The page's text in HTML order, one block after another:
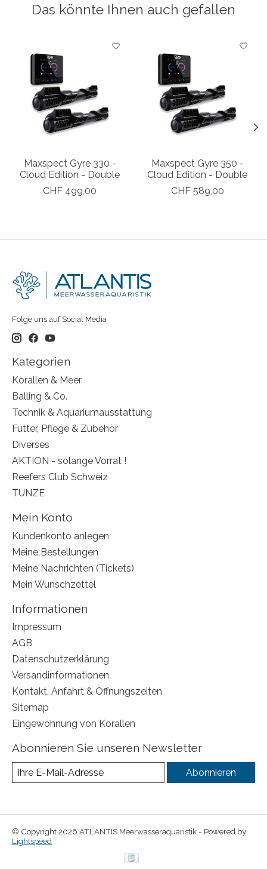
Das könnte Ihnen auch gefallen
Produkt-Karussell-Artikel
Maxspect Gyre 330 -
Cloud Edition - Double
CHF 499,00
Maxspect Gyre 350 -
Cloud Edition - Double
CHF 589,00
Folge uns auf Social Media
Kategorien
Korallen & Meer
Balling & Co.
Technik & Aquariumausstattung
Futter, Pflege & Zubehör
Diverses
AKTION - solange Vorrat !
Reefers Club Schweiz
TUNZE
Mein Konto
Kundenkonto anlegen
Meine Bestellungen
Meine Nachrichten (Tickets)
Mein Wunschzettel
Informationen
Impressum
AGB
Datenschutzerklärung
Versandinformationen
Kontakt, Anfahrt & Öffnungszeiten
Sitemap
Eingewöhnung von Korallen
Abonnieren Sie unseren Newsletter
Abonnieren
© Copyright 2026 ATLANTIS Meerwasseraquaristik - Powered by
Lightspeed